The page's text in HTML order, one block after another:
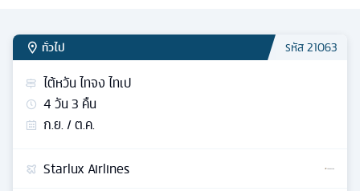
ทั่วไป รหัส21063
ไต้หวัน ไทจง ไทเป
4วัน3 คืน
ก.ย. / ต.ค.
Starlux Airlines